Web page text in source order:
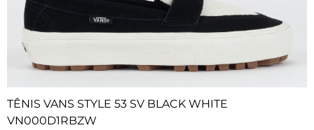
TÊNIS VANS STYLE 53 SV BLACK WHITE
VN000D1RBZW